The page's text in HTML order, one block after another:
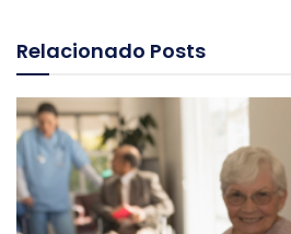
Relacionado Posts